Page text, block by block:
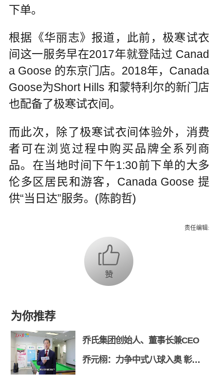
下单。
根据《华丽志》报道，此前，极寒试衣
间这一服务早在2017年就登陆过 Canad
a Goose 的东京门店。2018年，Canada
Goose为Short Hills 和蒙特利尔的新门店
也配备了极寒试衣间。
而此次，除了极寒试衣间体验外，消费
者可在浏览过程中购买品牌全系列商
品。在当地时间下午1:30前下单的大多
伦多区居民和游客，Canada Goose 提
供“当日达”服务。(陈韵哲)
责任编辑:
为你推荐
乔氏集团创始人、董事长兼CEO
乔元栩：力争中式八球入奥 彰显